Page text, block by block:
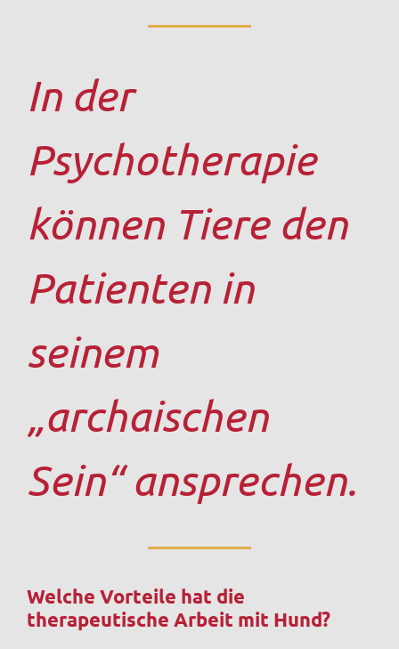
In der
Psychotherapie
können Tiere den
Patienten in
seinem
„archaischen
Sein“ ansprechen.
Welche Vorteile hat die
therapeutische Arbeit mit Hund?